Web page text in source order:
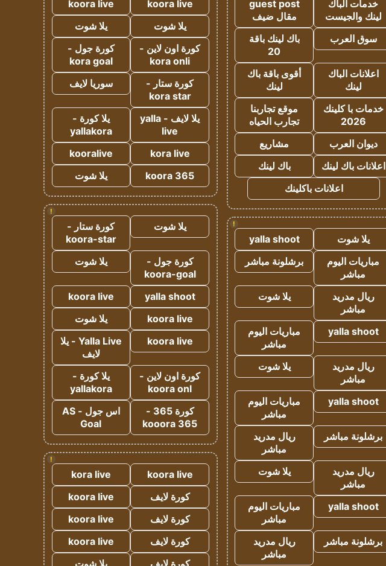
خدمات الباك
لينك والجيست
guest post
مقال ضيف
سوق العرب
باك لينك باقة
20
اعلانات الباك
لينك
أقوى باقة باك
لينك
خدمات با كلينك
2026
موقع تجاربنا
تجارب الحياه
ديوان العرب
مشاريع
اعلانات باك لينك
باك لينك
اعلانات باكلينك
!
يلا شوت
yalla shoot
مباريات اليوم
مباشر
برشلونة مباشر
ريال مدريد
مباشر
يلا شوت
yalla shoot
مباريات اليوم
مباشر
ريال مدريد
مباشر
يلا شوت
yalla shoot
مباريات اليوم
مباشر
برشلونة مباشر
ريال مدريد
مباشر
ريال مدريد
مباشر
يلا شوت
yalla shoot
مباريات اليوم
مباشر
برشلونة مباشر
ريال مدريد
مباشر
koora live
koora live
يلا شوت
يلا شوت
كورة اون لاين -
kora onli
كورة جول -
kora goal
كورة ستار -
kora star
سوريا لايف
يلا لايف - yalla
live
يلا كورة -
yallakora
kora live
kooralive
koora 365
يلا شوت
!
يلا شوت
كورة ستار -
koora-star
كورة جول -
koora-goal
يلا شوت
yalla shoot
koora live
koora live
يلا شوت
koora live
Yalla Live - يلا
لايف
كورة اون لاين -
koora onl
يلا كورة -
yallakora
كورة 365 -
kooora 365
اس جول - AS
Goal
!
koora live
kora live
كورة لايف
koora live
كورة لايف
koora live
كورة لايف
koora live
كورة لايف
يلا شوت